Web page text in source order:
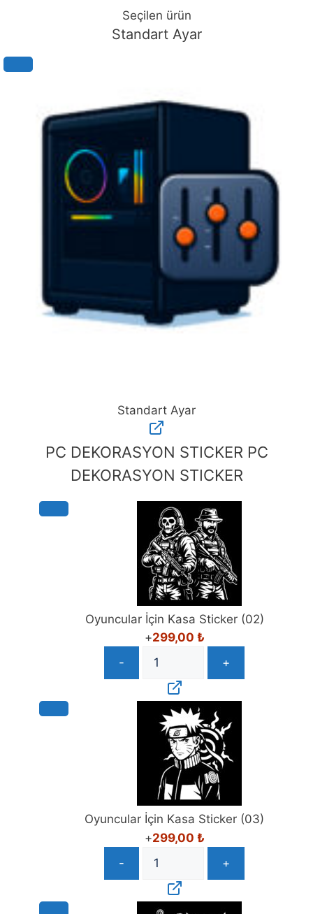
Seçilen ürün
Standart Ayar
Standart Ayar
PC DEKORASYON STICKER PC
DEKORASYON STICKER
Oyuncular İçin Kasa Sticker (02)
+299,00 ₺
-
+
Oyuncular İçin Kasa Sticker (03)
+299,00 ₺
-
+